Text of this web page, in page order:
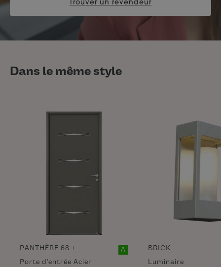
Trouver un revendeur
Dans le même style
PANTHÈRE 68 +
Porte d'entrée Acier
A
BRICK
Luminaire